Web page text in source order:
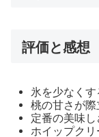
評価と感想
氷を少なく
桃の甘さが際
定番の美味
ホイップク